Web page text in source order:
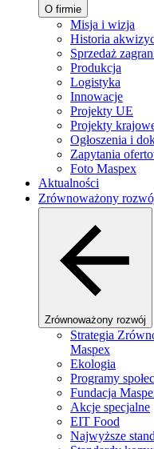
O firmie
Misja i wizja
Historia
Sprzedaż
Produkcja
Logistyka
Innowacje
Projekty UE
Projekty
Ogłoszenia i
Zapytania
Foto Maspex
Aktualności
Zrównoważony
Zrównoważony rozwój
Strategia
Maspex
Ekologia
Programy
Fundacja
Akcje specjalne
EIT Food
Najwyższe